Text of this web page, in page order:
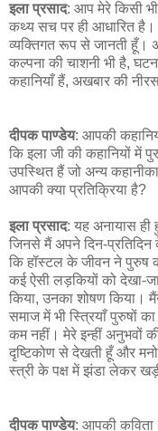
इला प्रसाद: आप मेरे किसी
कथ्य सच पर ही आधारित है।
व्यक्तिगत रूप से जानती हूँ।
कल्पना की चाशनी भी है,
कहानियाँ हैं, अखबार की
दीपक पाण्डेय: आपकी
कि इला जी की कहानियों में
उपस्थित हैं जो अन्य
आपकी क्या प्रतिक्रिया है?
इला प्रसाद: यह अनायास
जिनसे मैं अपने दिन-
कि हॉस्टल के जीवन ने पुरुष
कई ऐसी लड़कियों को देखा-
किया, उनका शोषण किया।
समाज में भी स्त्रियाँ पुरुषों
कम नहीं। मेरे इन्हीं अनुभवों
दृष्टिकोण से देखती हूँ और
स्त्री के पक्ष में झंडा लेकर
दीपक पाण्डेय: आपकी कविता